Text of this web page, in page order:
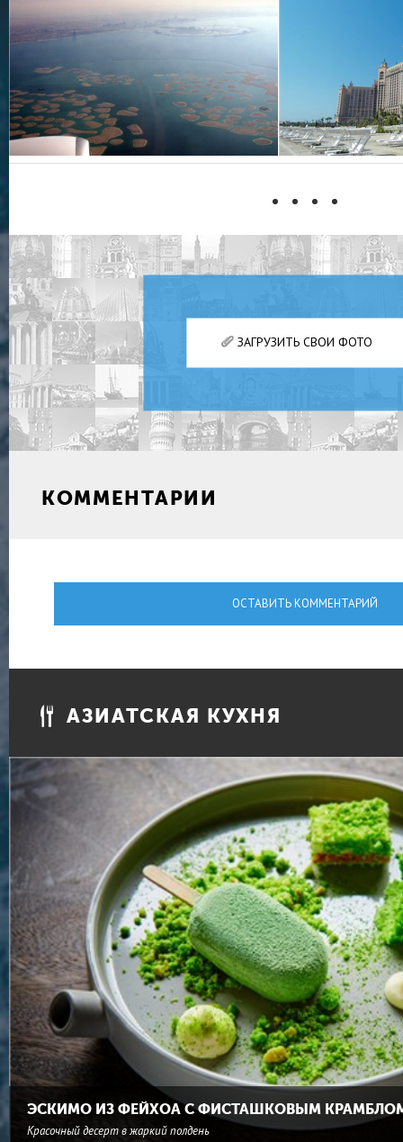
ЗАГРУЗИТЬ СВОИ ФОТО
КОММЕНТАРИИ
ОСТАВИТЬ КОММЕНТАРИЙ
АЗИАТСКАЯ КУХНЯ
ЭСКИМО ИЗ ФЕЙХОА С ФИСТАШКОВЫМ
Красочный десерт в жаркий полдень